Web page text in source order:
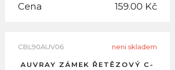
Cena 159.00 Kč
CBL90AUV06 neni skladem
AUVRAY ZÁMEK ŘETĚZOVÝ C-